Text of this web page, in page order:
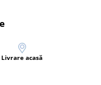
Livrare acasă